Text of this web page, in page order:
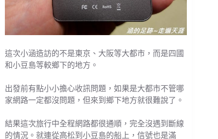
這次小涵造訪的不是東京、大阪等大都市，而是四國
和小豆島等較鄉下的地方。
出發前有點小小擔心收訊問題，如果是大都市不管哪
家網路一定都沒問題，但來到鄉下地方就很難說了。
結果這次旅行中全程網路都很通順，完全沒遇到斷線
的情況。就連從高松到小豆島的船上，信號也是滿